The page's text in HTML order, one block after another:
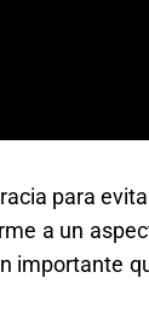
para
a un
importante